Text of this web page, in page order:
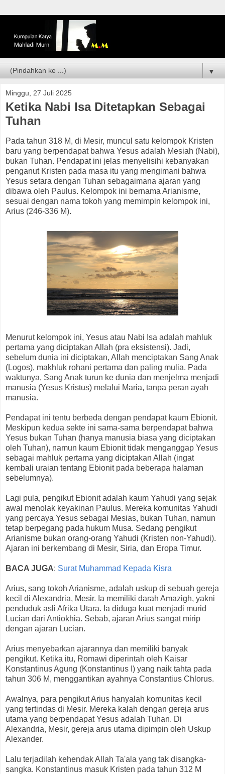
▼
Minggu, 27 Juli 2025
Ketika Nabi Isa Ditetapkan Sebagai
Tuhan
Pada tahun 318 M, di Mesir, muncul satu kelompok Kristen
baru yang berpendapat bahwa Yesus adalah Mesiah (Nabi),
bukan Tuhan. Pendapat ini jelas menyelisihi kebanyakan
penganut Kristen pada masa itu yang mengimani bahwa
Yesus setara dengan Tuhan sebagaimana ajaran yang
dibawa oleh Paulus. Kelompok ini bernama Arianisme,
sesuai dengan nama tokoh yang memimpin kelompok ini,
Arius (246-336 M).
Menurut kelompok ini, Yesus atau Nabi Isa adalah mahluk
pertama yang diciptakan Allah (pra eksistensi). Jadi,
sebelum dunia ini diciptakan, Allah menciptakan Sang Anak
(Logos), makhluk rohani pertama dan paling mulia. Pada
waktunya, Sang Anak turun ke dunia dan menjelma menjadi
manusia (Yesus Kristus) melalui Maria, tanpa peran ayah
manusia.
Pendapat ini tentu berbeda dengan pendapat kaum Ebionit.
Meskipun kedua sekte ini sama-sama berpendapat bahwa
Yesus bukan Tuhan (hanya manusia biasa yang diciptakan
oleh Tuhan), namun kaum Ebionit tidak menganggap Yesus
sebagai mahluk pertama yang diciptakan Allah (ingat
kembali uraian tentang Ebionit pada beberapa halaman
sebelumnya).
Lagi pula, pengikut Ebionit adalah kaum Yahudi yang sejak
awal menolak keyakinan Paulus. Mereka komunitas Yahudi
yang percaya Yesus sebagai Mesias, bukan Tuhan, namun
tetap berpegang pada hukum Musa. Sedang pengikut
Arianisme bukan orang-orang Yahudi (Kristen non-Yahudi).
Ajaran ini berkembang di Mesir, Siria, dan Eropa Timur.
BACA JUGA: Surat Muhammad Kepada Kisra
Arius, sang tokoh Arianisme, adalah uskup di sebuah gereja
kecil di Alexandria, Mesir. Ia memiliki darah Amazigh, yakni
penduduk asli Afrika Utara. Ia diduga kuat menjadi murid
Lucian dari Antiokhia. Sebab, ajaran Arius sangat mirip
dengan ajaran Lucian.
Arius menyebarkan ajarannya dan memiliki banyak
pengikut. Ketika itu, Romawi diperintah oleh Kaisar
Konstantinus Agung (Konstantinus I) yang naik tahta pada
tahun 306 M, menggantikan ayahnya Constantius Chlorus.
Awalnya, para pengikut Arius hanyalah komunitas kecil
yang tertindas di Mesir. Mereka kalah dengan gereja arus
utama yang berpendapat Yesus adalah Tuhan. Di
Alexandria, Mesir, gereja arus utama dipimpin oleh Uskup
Alexander.
Lalu terjadilah kehendak Allah Ta'ala yang tak disangka-
sangka. Konstantinus masuk Kristen pada tahun 312 M